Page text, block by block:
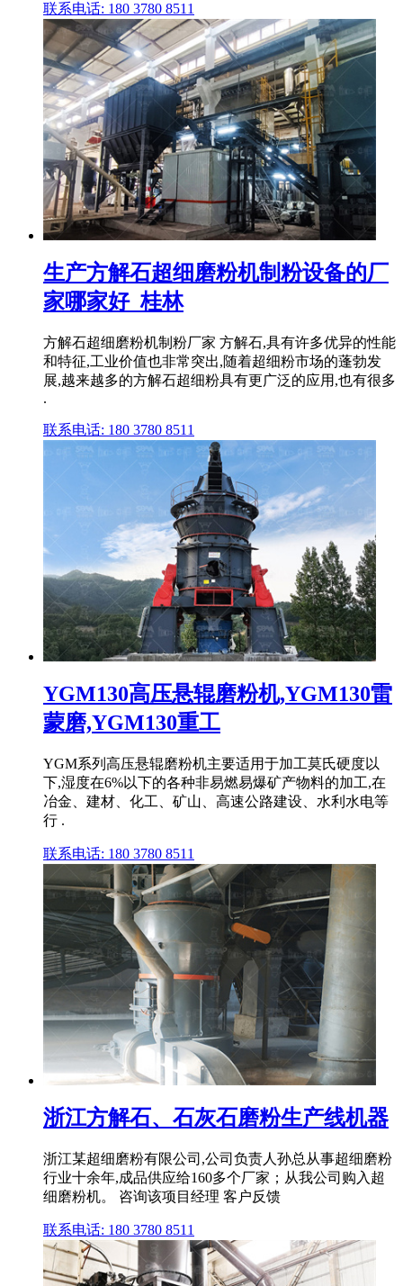
联系电话: 180 3780 8511
生产方解石超细磨粉机制粉设备的厂
家哪家好_桂林
方解石超细磨粉机制粉厂家 方解石,具有许多优异的性能
和特征,工业价值也非常突出,随着超细粉市场的蓬勃发
展,越来越多的方解石超细粉具有更广泛的应用,也有很多
.
联系电话: 180 3780 8511
YGM130高压悬辊磨粉机,YGM130雷
蒙磨,YGM130重工
YGM系列高压悬辊磨粉机主要适用于加工莫氏硬度以
下,湿度在6%以下的各种非易燃易爆矿产物料的加工,在
冶金、建材、化工、矿山、高速公路建设、水利水电等
行 .
联系电话: 180 3780 8511
浙江方解石、石灰石磨粉生产线机器
浙江某超细磨粉有限公司,公司负责人孙总从事超细磨粉
行业十余年,成品供应给160多个厂家；从我公司购入超
细磨粉机。 咨询该项目经理 客户反馈
联系电话: 180 3780 8511